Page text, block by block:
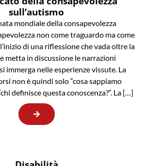
sull’autismo
mondiale della consapevolezza
non come traguardo ma come
di una riflessione che vada oltre la
metta in discussione le narrazioni
immerga nelle esperienze vissute. La
non è quindi solo “cosa sappiamo
definisce questa conoscenza?“. La […]